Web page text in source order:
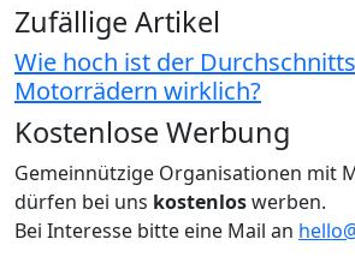
Zufällige Artikel
Wie hoch ist der
Motorrädern wirklich?
Kostenlose Werbung
Gemeinnützige Organisationen mit
dürfen bei uns kostenloswerben.
Bei Interesse bitte eine Mail an